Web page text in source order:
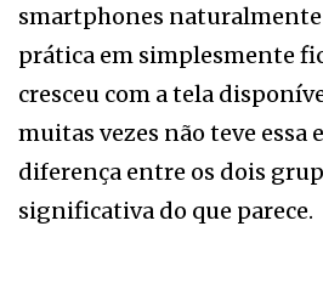
smartphones
prática em simplesmente
cresceu com a tela
muitas vezes não teve essa
diferença entre os dois
significativa do que parece.